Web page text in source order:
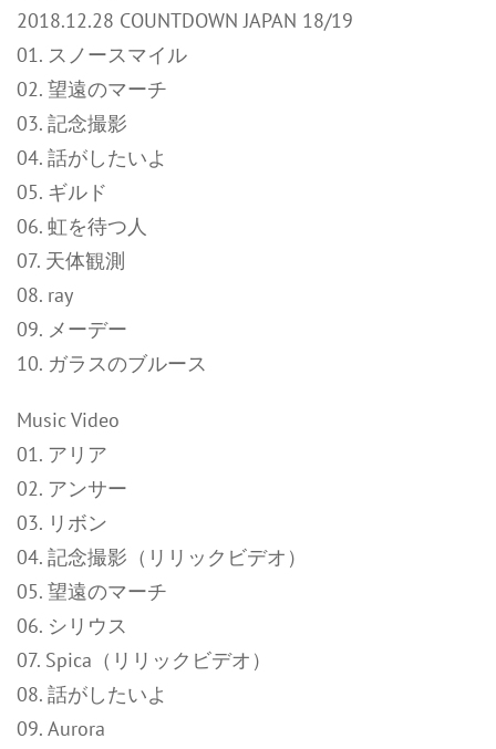
2018.12.28 COUNTDOWN JAPAN 18/19
01. スノースマイル
02. 望遠のマーチ
03. 記念撮影
04. 話がしたいよ
05. ギルド
06. 虹を待つ人
07. 天体観測
08. ray
09. メーデー
10. ガラスのブルース
Music Video
01. アリア
02. アンサー
03. リボン
04. 記念撮影（リリックビデオ）
05. 望遠のマーチ
06. シリウス
07. Spica（リリックビデオ）
08. 話がしたいよ
09. Aurora